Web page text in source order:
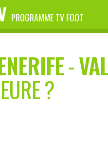
PROGRAMME TV FOOT
-
?